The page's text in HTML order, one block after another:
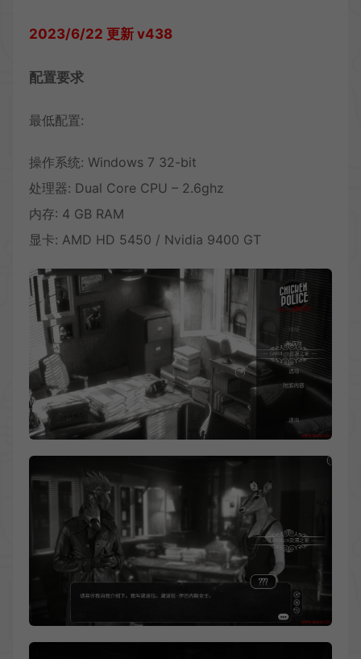
2023/6/22 更新 v438
配置要求
最低配置:
操作系统: Windows 7 32-bit
处理器: Dual Core CPU – 2.6ghz
内存: 4 GB RAM
显卡: AMD HD 5450 / Nvidia 9400 GT